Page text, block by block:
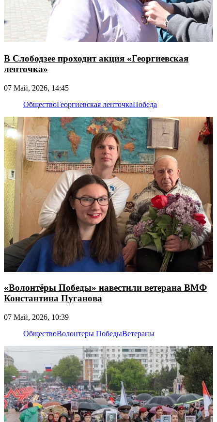
В Слободзее проходит акция «Георгиевская
ленточка»
07 Май, 2026, 14:45
ОбществоГеоргиевская ленточкаПобеда
«Волонтёры Победы» навестили ветерана ВМФ
Константина Пуганова
07 Май, 2026, 10:39
ОбществоВолонтеры ПобедыВетераны